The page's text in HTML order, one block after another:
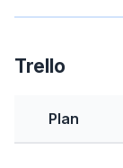
Trello
Plan